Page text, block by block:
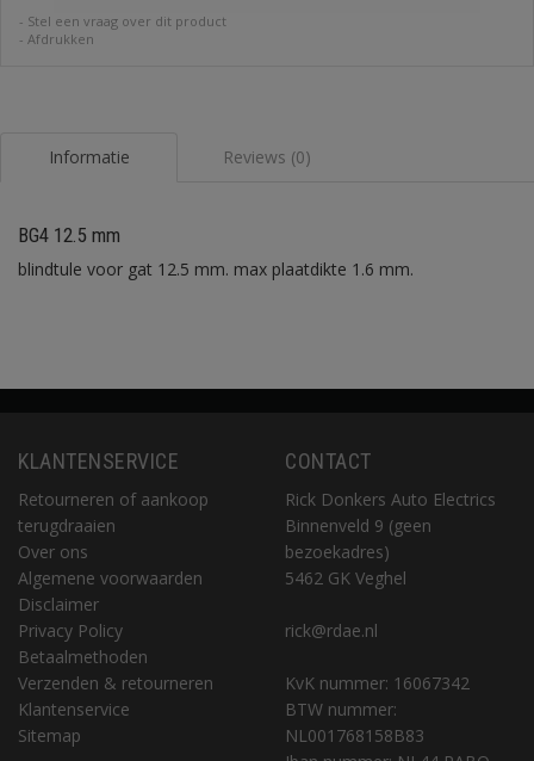
- Stel een vraag over dit product
- Afdrukken
Informatie Reviews (0)
BG4 12.5 mm
blindtule voor gat 12.5 mm. max plaatdikte 1.6 mm.
KLANTENSERVICE
Retourneren of aankoop
terugdraaien
Over ons
Algemene voorwaarden
Disclaimer
Privacy Policy
Betaalmethoden
Verzenden & retourneren
Klantenservice
Sitemap
CONTACT
Rick Donkers Auto Electrics
Binnenveld 9 (geen
bezoekadres)
5462 GK Veghel
rick@rdae.nl
KvK nummer: 16067342
BTW nummer:
NL001768158B83